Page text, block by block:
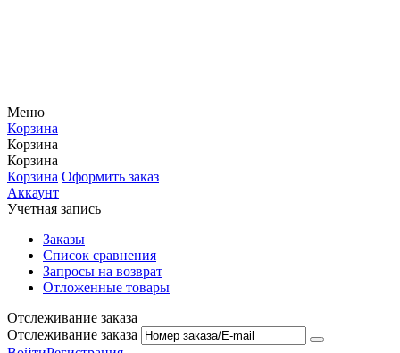
Меню
Корзина
Корзина
Корзина
Корзина Оформить заказ
Аккаунт
Учетная запись
Заказы
Список сравнения
Запросы на возврат
Отложенные товары
Отслеживание заказа
Отслеживание заказа